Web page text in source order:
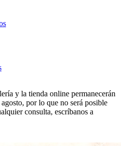
y la tienda online permanecerán
por lo que no será posible
consulta, escríbanos a